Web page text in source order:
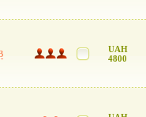
UAH
4800